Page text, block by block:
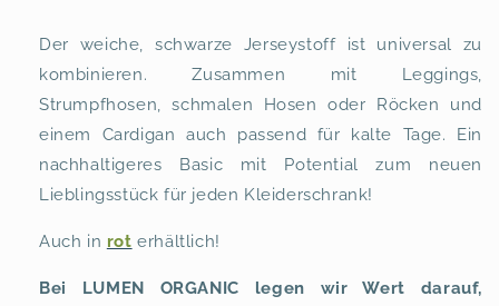
Der weiche, schwarze Jerseystoff ist universal zu
kombinieren. Zusammen mit Leggings,
Strumpfhosen, schmalen Hosen oder Röcken und
einem Cardigan auch passend für kalte Tage. Ein
nachhaltigeres Basic mit Potential zum neuen
Lieblingsstück für jeden Kleiderschrank!
Auch in rot erhältlich!
Bei LUMEN ORGANIC legen wir Wert darauf,